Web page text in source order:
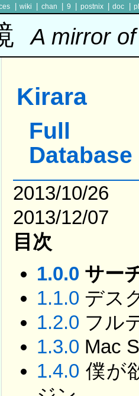
wiki chan 9 postnix doc
A mirror
Kirara
Full
2013/10/26
2013/12/07
目次
1.0.0 サー
1.1.0 デス
1.2.0 フル
1.3.0 Mac
1.4.0 僕が